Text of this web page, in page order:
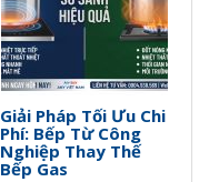
Giải Pháp Tối Ưu Chi
Phí: Bếp Từ Công
Nghiệp Thay Thế
Bếp Gas